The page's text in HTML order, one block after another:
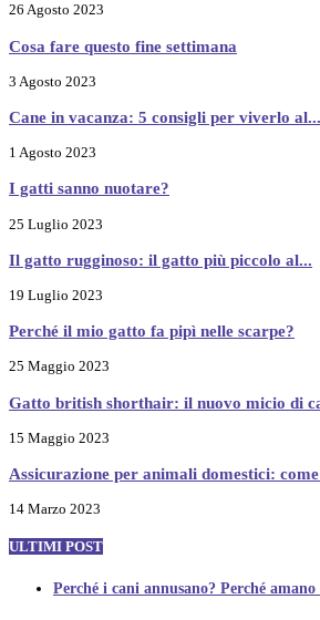
26 Agosto 2023
Cosa fare questo fine settimana
3 Agosto 2023
Cane in vacanza: 5 consigli per viverlo al...
1 Agosto 2023
I gatti sanno nuotare?
25 Luglio 2023
Il gatto rugginoso: il gatto più piccolo al...
19 Luglio 2023
Perché il mio gatto fa pipì nelle scarpe?
25 Maggio 2023
Gatto british shorthair: il nuovo micio di
15 Maggio 2023
Assicurazione per animali domestici:
14 Marzo 2023
ULTIMI POST
Perché i cani annusano? Perché